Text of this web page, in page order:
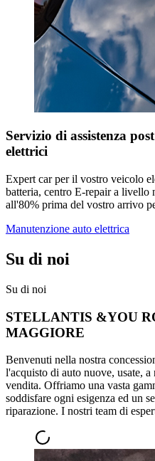
Servizio di assistenza
elettrici
Expert car per il vostro veicolo
batteria, centro E-repair a livello
all'80% prima del vostro arrivo
Manutenzione auto elettrica
Su di noi
Su di noi
STELLANTIS &YOU
MAGGIORE
Benvenuti nella nostra
l'acquisto di auto nuove, usate, a
vendita. Offriamo una vasta
soddisfare ogni esigenza ed un
riparazione. I nostri team di